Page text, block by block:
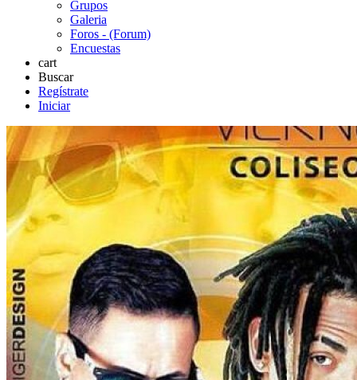
Grupos
Galeria
Foros - (Forum)
Encuestas
cart
Buscar
Regístrate
Iniciar